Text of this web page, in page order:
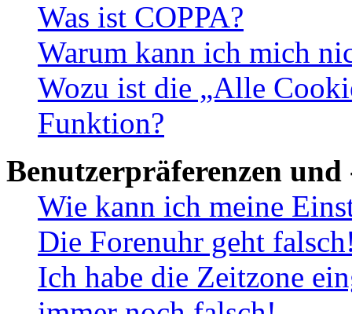
Was ist COPPA?
Warum kann ich mich
Wozu ist die „Alle
Funktion?
Benutzerpräferenzen und
Wie kann ich meine
Die Forenuhr geht
Ich habe die Zeitzone